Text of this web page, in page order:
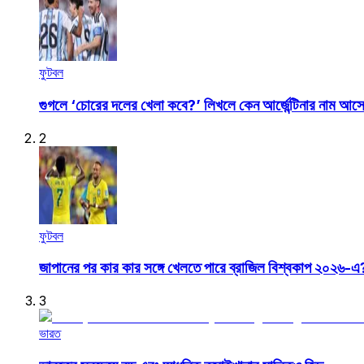
ফুটবল
গুগলে ‘চোরের দলের খেলা কবে?’ লিখলে কেন আর্জেন্টিনার নাম
2
ফুটবল
জাপানের পর কার কার সঙ্গে খেলতে পারে ব্রাজিল বিশ্বকাপ ২০২৬-
3
ভারত